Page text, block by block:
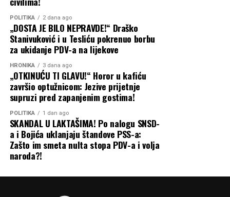
Banjaluka24jasan je Stanišić.
Krsna slava kao putokaz za zajedništvo
Na kraju, Stanišić je pozvao na slogu i zajednički rad kako
bi Bijeljina postala moderan i prosperitetan regionalni
centar.
„Zato neka krsna slava
bude prilika da se
podsjetimo na vrijednosti
koje nas povezuju, ali i na
POLITIKA 2 dana ago
„DOSTA JE BILO NEPRAVDE!“ Draško
Stanivuković i u Tesliću pokrenuo borbu
za ukidanje PDV-a na lijekove
HRONIKA 3 dana ago
„OTKINUĆU TI GLAVU!“ Horor u kafiću
završio optužnicom: Jezive prijetnje
supruzi pred zapanjenim gostima!
POLITIKA 1 dan ago
SKANDAL U LAKTAŠIMA! Po nalogu SNSD-
a i Bojića uklanjaju štandove PSS-a:
Zašto im smeta nulta stopa PDV-a i volja
naroda?!